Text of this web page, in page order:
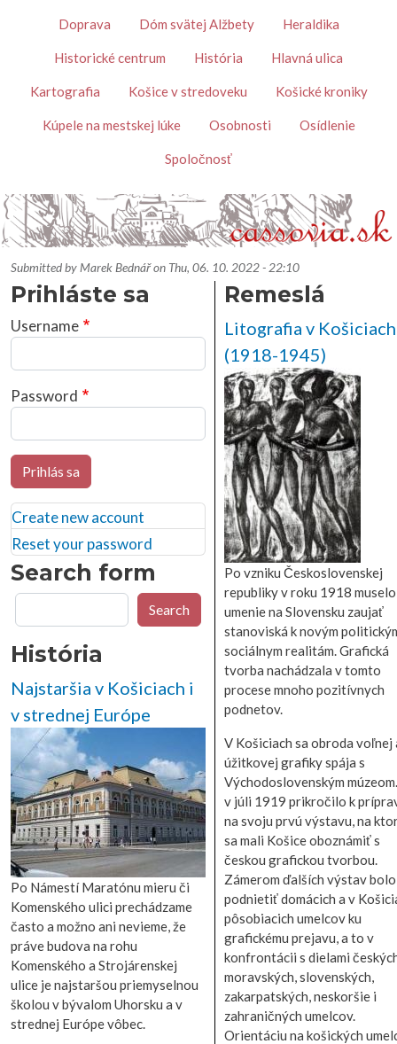
TémyDoprava Dóm svätej Alžbety Heraldika
Historické centrum História Hlavná ulica
Kartografia Košice v stredoveku Košické kroniky
Kúpele na mestskej lúke Osobnosti Osídlenie
Spoločnosť
Submitted by Marek Bednářon Thu, 06. 10. 2022 - 22:10
Prihláste sa
Username
Password
Prihlás sa
Create new account
Reset your password
Search form
Search Search
História
Najstaršia v Košiciach i
v strednej Európe
Po Námestí Maratónu mieru či
Komenského ulici prechádzame
často a možno ani nevieme, že
práve budova na rohu
Komenského a Strojárenskej
ulice je najstaršou priemyselnou
školou v bývalom Uhorsku a v
strednej Európe vôbec.
Remeslá
Litografia v
(1918-1945)
Po vzniku Československej
republiky v roku 1918
umenie na Slovensku zaujať
stanoviská k novým
sociálnym realitám. Grafická
tvorba nachádzala v tomto
procese mnoho pozitívnych
podnetov.
V Košiciach sa obroda voľnej
úžitkovej grafiky spája s
Východoslovenským
v júli 1919 prikročilo k
na svoju prvú výstavu, na
sa mali Košice oboznámiť s
českou grafickou tvorbou.
Zámerom ďalších výstav bolo
podnietiť domácich a v
pôsobiacich umelcov ku
grafickému prejavu, a to v
konfrontácii s dielami
moravských, slovenských,
zakarpatských, neskoršie i
zahraničných umelcov.
Orientáciu na košických